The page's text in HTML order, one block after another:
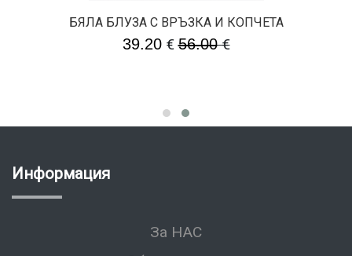
БЯЛА БЛУЗА С ВРЪЗКА И КОПЧЕТА
39.20€ 56.00€
Информация
За НАС